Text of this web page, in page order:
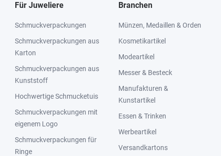
Für Juweliere
Schmuckverpackungen
Schmuckverpackungen aus
Karton
Schmuckverpackungen aus
Kunststoff
Hochwertige Schmucketuis
Schmuckverpackungen mit
eigenem Logo
Schmuckverpackungen für
Ringe
Branchen
Münzen, Medaillen & Orden
Kosmetikartikel
Modeartikel
Messer & Besteck
Manufakturen &
Kunstartikel
Essen & Trinken
Werbeartikel
Versandkartons